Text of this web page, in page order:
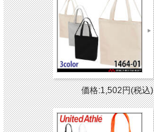
価格:1,502円(税込)